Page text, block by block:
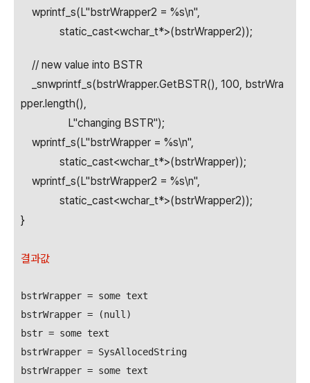
wprintf_s(L"bstrWrapper2 = %s\n",
static_cast<wchar_t*>(bstrWrapper2));
// new value into BSTR
_snwprintf_s(bstrWrapper.GetBSTR(), 100, bstrWra
pper.length(),
L"changing BSTR");
wprintf_s(L"bstrWrapper = %s\n",
static_cast<wchar_t*>(bstrWrapper));
wprintf_s(L"bstrWrapper2 = %s\n",
static_cast<wchar_t*>(bstrWrapper2));
}
결과값
bstrWrapper = some text
bstrWrapper = (null)
bstr = some text
bstrWrapper = SysAllocedString
bstrWrapper = some text